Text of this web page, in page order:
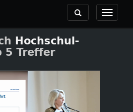
Toggle
Toggle
navigation
Hochschul-
5 Treffer